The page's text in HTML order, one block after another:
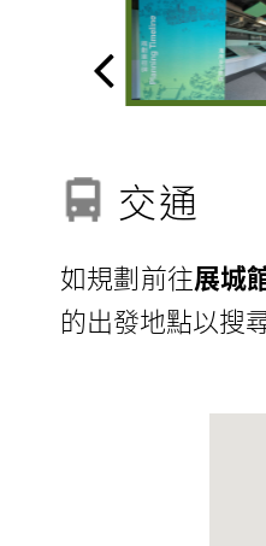
交通
如規劃前往展城
的出發地點以搜